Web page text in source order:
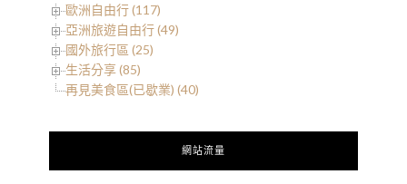
歐洲自由行 (117)
亞洲旅遊自由行 (49)
國外旅行區 (25)
生活分享 (85)
再見美食區(已歇業) (40)
網站流量